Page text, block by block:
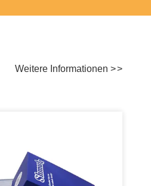
Weitere Informationen >>